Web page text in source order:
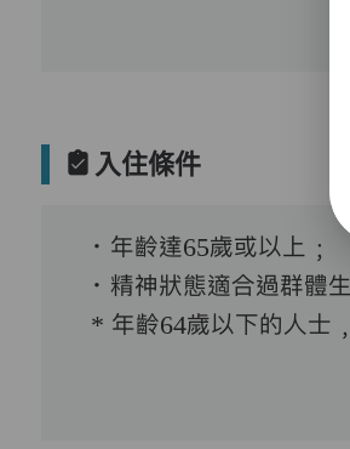
入住條件
．年齡達65歲或以上﹔
．精神狀態適合過群體生
* 年齡64歲以下的人士